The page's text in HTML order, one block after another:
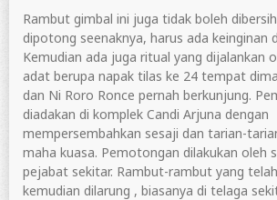
Rambut gimbal ini juga tidak boleh
dipotong seenaknya, harus ada keinginan
Kemudian ada juga ritual yang dijalankan
adat berupa napak tilas ke 24 tempat
dan Ni Roro Ronce pernah berkunjung.
diadakan di komplek Candi Arjuna dengan
mempersembahkan sesaji dan tarian-
maha kuasa. Pemotongan dilakukan oleh
pejabat sekitar. Rambut-rambut yang
kemudian dilarung , biasanya di telaga